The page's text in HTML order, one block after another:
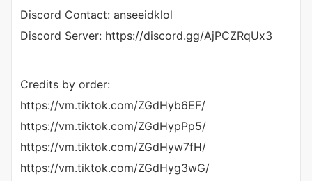
Discord Contact: anseeidklol
Discord Server: https://discord.gg/AjPCZRqUx3
Credits by order:
https://vm.tiktok.com/ZGdHyb6EF/
https://vm.tiktok.com/ZGdHypPp5/
https://vm.tiktok.com/ZGdHyw7fH/
https://vm.tiktok.com/ZGdHyg3wG/